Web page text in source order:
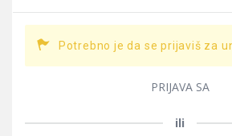
Potrebno je da se prijaviš za
PRIJAVA SA
ili